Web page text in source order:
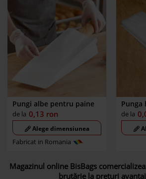
Pungi albe pentru paine
de la 0,13 ron
Alege dimensiunea
Fabricat in Romania
de la
Magazinul online BisBags
brutărie la preţuri